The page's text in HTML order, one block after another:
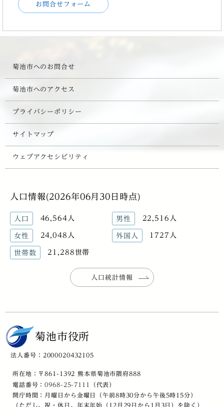
お問合せフォーム
菊池市へのお問合せ
菊池市へのアクセス
プライバシーポリシー
サイトマップ
ウェブアクセシビリティ
人口情報(2026年06月30日時点)
人口 46,564人 男性 22,516人
女性 24,048人 外国人 1727人
世帯数 21,288世帯
人口統計情報
菊池市役所
法人番号：2000020432105
所在地：〒861-1392 熊本県菊池市隈府888
電話番号：0968-25-7111
（代表）
開庁時間：月曜日から金曜日（午前8時30分から午後5時15分）
（ただし、祝・休日、年末年始（12月29日から1月3日）を除く）